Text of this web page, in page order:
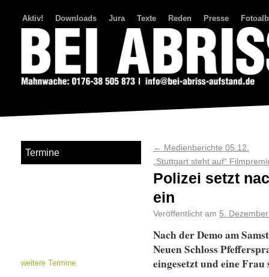
Aktiv! Downloads Jura Texte Reden Presse
← Medienberichte 05.12.
„Stuttgart steht auf“
Polizei setzt
ein
Veröffentlicht am 5.
Nach der Demo am
Neuen Schloss
eingesetzt und eine Frau
Termine
weitere Termine